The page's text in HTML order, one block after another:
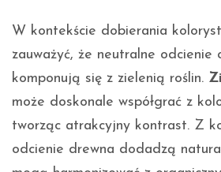
W kontekście dobierania
zauważyć, że neutralne odcienie
komponują się z zielenią roślin.
może doskonale współgrać z
tworząc atrakcyjny kontrast. Z
odcienie drewna dodadzą